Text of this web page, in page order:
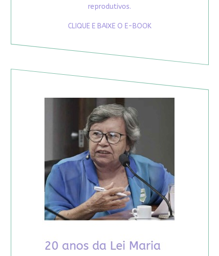
reprodutivos.
CLIQUE E BAIXE O E-BOOK